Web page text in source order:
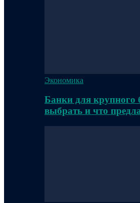
Экономика
Банки для крупного
выбрать и что